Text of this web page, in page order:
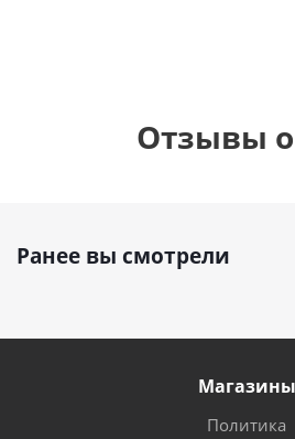
Отзывы
Ранее вы смотрели
Магазины
Политика